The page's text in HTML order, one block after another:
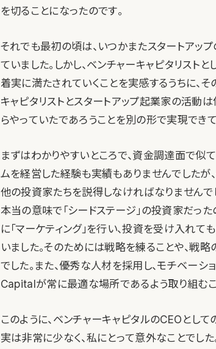
を切ることになったのです。
それでも最初の頃は、いつかまたスタートアッ
ていました。しかし、ベンチャーキャピタリスト
着実に満たされていくことを実感するうちに、
キャピタリストとスタートアップ起業家の活動
らやっていたであろうことを別の形で実現でき
まずはわかりやすいところで、資金調達面で似
ムを経営した経験も実績もありませんでしたが
他の投資家たちを説得しなければなりませんで
本当の意味で「シードステージ」の投資家だっ
に「マーケティング」を行い、投資を受け入れ
いました。そのためには戦略を練ることや、戦
でした。また、優秀な人材を採用し、モチベー
Capitalが常に最適な場所であるよう取り組むこ
このように、ベンチャーキャピタルのCEOとし
実は非常に少なく、私にとって意外なことでし